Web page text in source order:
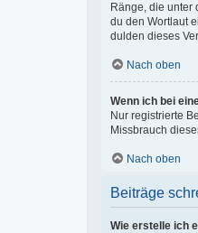
Ränge, die unter
du den Wortlaut
dulden dieses
Nach oben
Wenn ich bei
Nur registrierte
Missbrauch
Nach oben
Beiträge
Wie erstelle ich